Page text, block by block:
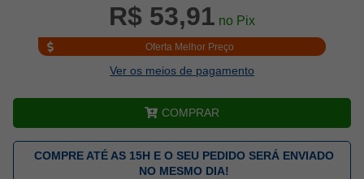
R$ 53,91 no Pix
Oferta Melhor Preço
Ver os meios de pagamento
COMPRAR
COMPRE ATÉ AS 15H E O SEU PEDIDO SERÁ ENVIADO
NO MESMO DIA!